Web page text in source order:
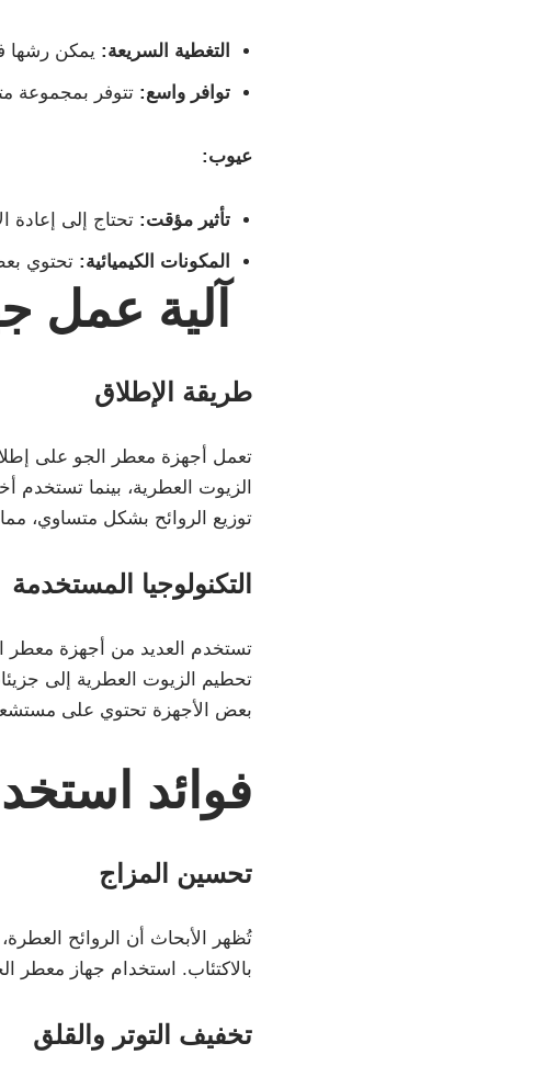
التغطية السريعة: يمكن رشها
توافر واسع: تتوفر بمجموعة
عيوب:
تأثير مؤقت: تحتاج إلى إعادة
المكونات الكيميائية: تحتوي
آلية عمل
طريقة الإطلاق
تعمل أجهزة معطر الجو على
الزيوت العطرية، بينما
توزيع الروائح بشكل متساوي،
التكنولوجيا المستخدمة
تستخدم العديد من أجهزة معطر
تحطيم الزيوت العطرية إلى
بعض الأجهزة تحتوي على
فوائد
تحسين المزاج
تُظهر الأبحاث أن الروائح
بالاكتئاب. استخدام جهاز معطر
تخفيف التوتر والقلق